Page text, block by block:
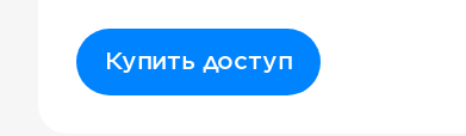
Купить доступ